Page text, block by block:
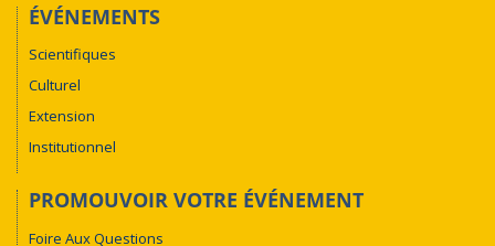
ÉVÉNEMENTS
Scientifiques
Culturel
Extension
Institutionnel
PROMOUVOIR VOTRE ÉVÉNEMENT
Foire Aux Questions